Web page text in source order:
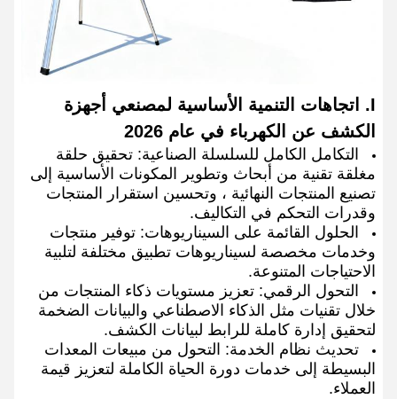
I. اتجاهات التنمية الأساسية لمصنعي أجهزة
الكشف عن الكهرباء في عام 2026
التكامل الكامل للسلسلة الصناعية: تحقيق حلقة
مغلقة تقنية من أبحاث وتطوير المكونات الأساسية إلى
تصنيع المنتجات النهائية ، وتحسين استقرار المنتجات
وقدرات التحكم في التكاليف.
الحلول القائمة على السيناريوهات: توفير منتجات
وخدمات مخصصة لسيناريوهات تطبيق مختلفة لتلبية
الاحتياجات المتنوعة.
التحول الرقمي: تعزيز مستويات ذكاء المنتجات من
خلال تقنيات مثل الذكاء الاصطناعي والبيانات الضخمة
لتحقيق إدارة كاملة للرابط لبيانات الكشف.
تحديث نظام الخدمة: التحول من مبيعات المعدات
البسيطة إلى خدمات دورة الحياة الكاملة لتعزيز قيمة
العملاء.